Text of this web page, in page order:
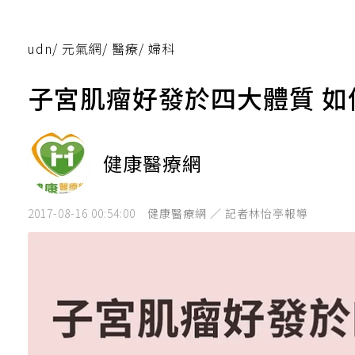
udn/ 元氣網/ 醫療/ 婦科
子宮肌瘤好發於四大體質
健康醫療網
2017-08-16 00:54:00 健康醫療網 ／ 記者林怡亭報導